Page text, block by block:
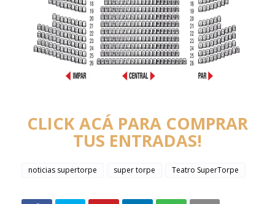
CLICK ACÁ PARA COMPRAR
TUS ENTRADAS!
noticias supertorpe super torpe Teatro SuperTorpe